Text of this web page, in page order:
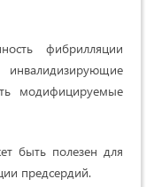
фибрилляции
модифицируемые
быть полезен для
предсердий.